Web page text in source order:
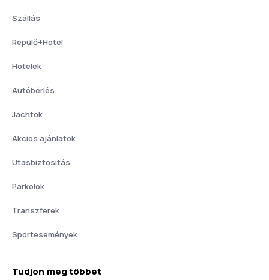
Szállás
Repülő+Hotel
Hotelek
Autóbérlés
Jachtok
Akciós ajánlatok
Utasbiztositás
Parkolók
Transzferek
Sportesemények
Tudjon meg többet